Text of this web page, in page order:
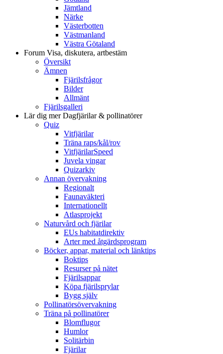
Jämtland
Närke
Västerbotten
Västmanland
Västra Götaland
Forum Visa, diskutera, artbestäm
Översikt
Ämnen
Fjärilsfrågor
Bilder
Allmänt
Fjärilsgalleri
Lär dig merDagfjärilar & pollinatörer
Quiz
Vitfjärilar
Träna raps/kål/rov
VitfjärilarSpeed
Juvela vingar
Quizarkiv
Annan övervakning
Regionalt
Faunaväkteri
Internationellt
Atlasprojekt
Naturvård och fjärilar
EUs habitatdirektiv
Arter med åtgärdsprogram
Böcker, appar, material och länktips
Boktips
Resurser på nätet
Fjärilsappar
Köpa fjärilsprylar
Bygg själv
Pollinatörsövervakning
Träna på pollinatörer
Blomflugor
Humlor
Solitärbin
Fjärilar